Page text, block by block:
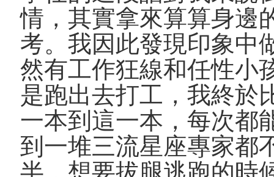
情，其實拿來算算身邊
考。我因此發現印象中
然有工作狂線和任性小
是跑出去打工，我終於
一本到這一本，每次都
到一堆三流星座專家都